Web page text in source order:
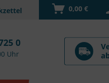
0,00 €
0
Uhr